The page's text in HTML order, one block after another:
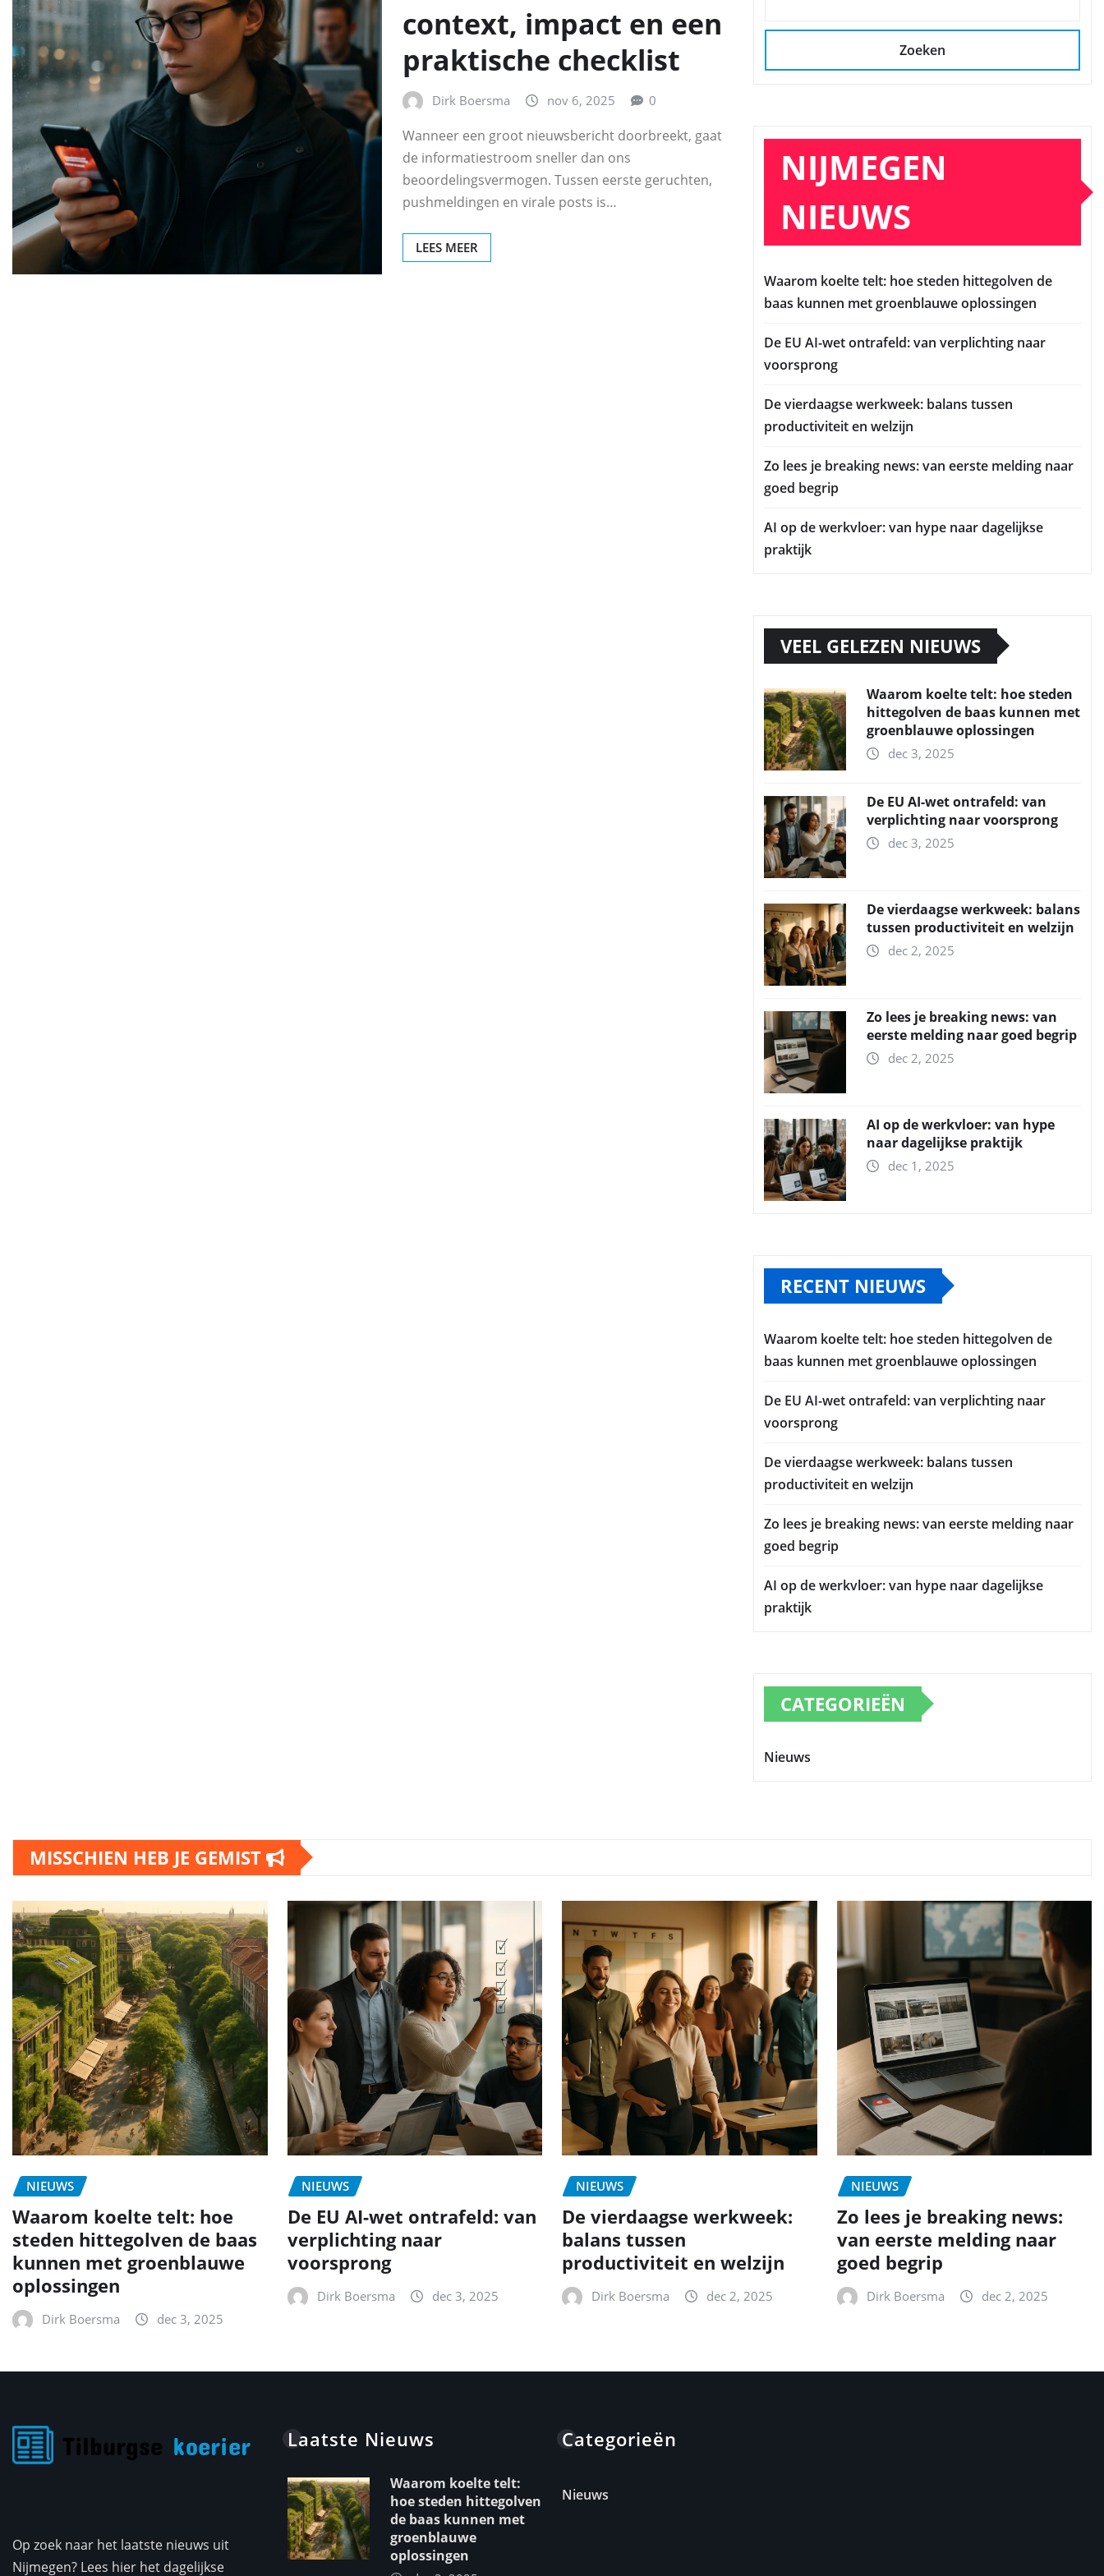
context, impact en een
praktische checklist
Dirk Boersma nov 6, 2025 0
Wanneer een groot nieuwsbericht doorbreekt, gaat
de informatiestroom sneller dan ons
beoordelingsvermogen. Tussen eerste geruchten,
pushmeldingen en virale posts is…
LEES MEER
Zoeken
NIJMEGEN
NIEUWS
Waarom koelte telt: hoe steden hittegolven de
baas kunnen met groenblauwe oplossingen
De EU AI-wet ontrafeld: van verplichting naar
voorsprong
De vierdaagse werkweek: balans tussen
productiviteit en welzijn
Zo lees je breaking news: van eerste melding naar
goed begrip
AI op de werkvloer: van hype naar dagelijkse
praktijk
VEEL GELEZEN NIEUWS
Waarom koelte telt: hoe steden
hittegolven de baas kunnen met
groenblauwe oplossingen
dec 3, 2025
De EU AI-wet ontrafeld: van
verplichting naar voorsprong
dec 3, 2025
De vierdaagse werkweek: balans
tussen productiviteit en welzijn
dec 2, 2025
Zo lees je breaking news: van
eerste melding naar goed begrip
dec 2, 2025
AI op de werkvloer: van hype
naar dagelijkse praktijk
dec 1, 2025
RECENT NIEUWS
Waarom koelte telt: hoe steden hittegolven de
baas kunnen met groenblauwe oplossingen
De EU AI-wet ontrafeld: van verplichting naar
voorsprong
De vierdaagse werkweek: balans tussen
productiviteit en welzijn
Zo lees je breaking news: van eerste melding naar
goed begrip
AI op de werkvloer: van hype naar dagelijkse
praktijk
CATEGORIEËN
Nieuws
MISSCHIEN HEB JE GEMIST
NIEUWS
Waarom koelte telt: hoe
steden hittegolven de baas
kunnen met groenblauwe
oplossingen
Dirk Boersma dec 3, 2025
NIEUWS
De EU AI-wet ontrafeld: van
verplichting naar
voorsprong
Dirk Boersma dec 3, 2025
NIEUWS
De vierdaagse werkweek:
balans tussen
productiviteit en welzijn
Dirk Boersma dec 2, 2025
NIEUWS
Zo lees je breaking news:
van eerste melding naar
goed begrip
Dirk Boersma dec 2, 2025
Op zoek naar het laatste nieuws uit
Nijmegen? Lees hier het dagelijkse
Laatste Nieuws
Waarom koelte telt:
hoe steden hittegolven
de baas kunnen met
groenblauwe
oplossingen
Categorieën
Nieuws